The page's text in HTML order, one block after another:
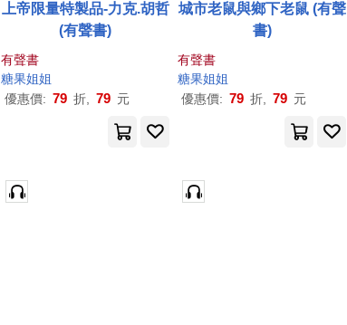
上帝限量特製品-力克.胡哲
(有聲書)
有聲書
糖果姐姐
優惠價: 79 折, 79 元
城市老鼠與鄉下老鼠 (有聲
書)
有聲書
糖果姐姐
優惠價: 79 折, 79 元